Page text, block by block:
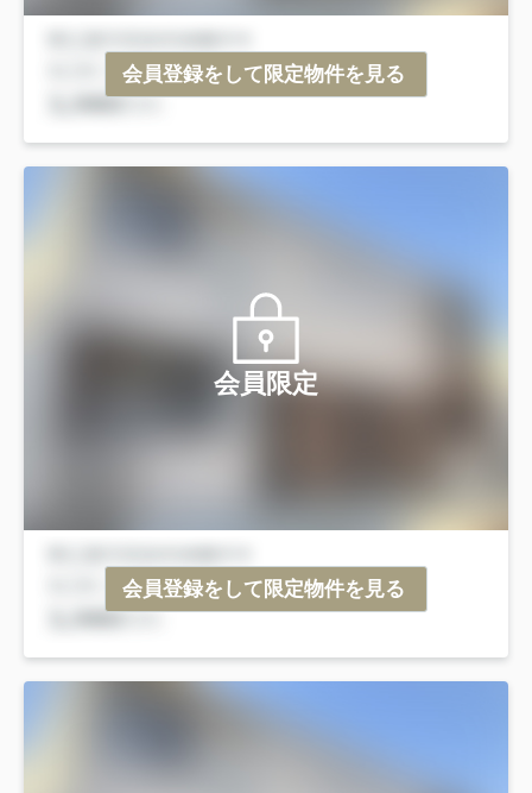
会員登録をして限定物件を見る
会員限定
会員登録をして限定物件を見る